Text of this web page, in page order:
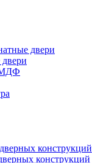
двери
конструкций
конструкций